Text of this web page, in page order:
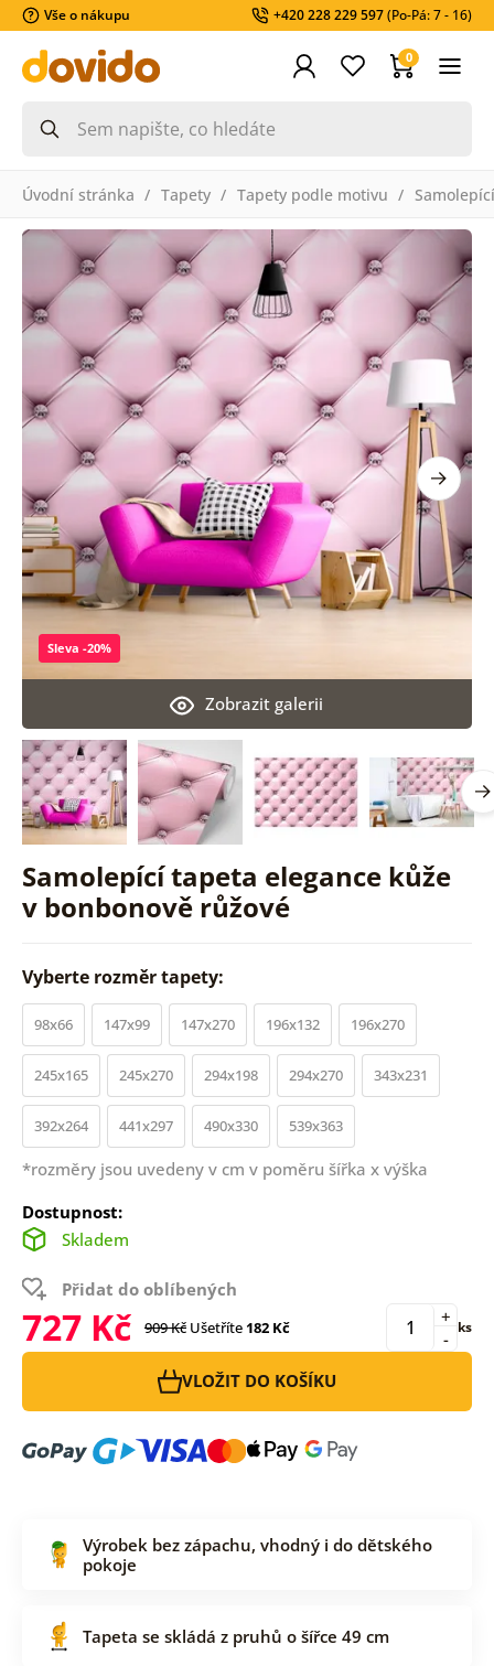
Vše o nákupu +420 228 229 597(Po-Pá: 7 - 16)
0
Úvodní stránka Tapety Tapety podle motivu
Samolepící tapeta elegance kůže
v bonbonově růžové
Zobrazit galerii
Sleva -20%
Vyberte rozměr tapety:
98x66 147x99 147x270 196x132 196x270
245x165 245x270 294x198 294x270 343x231
392x264 441x297 490x330 539x363
*rozměry jsou uvedeny v cm v poměru šířka x výška
Dostupnost:
Skladem
Přidat do oblíbených
727 Kč 909 Kč Ušetříte182 Kč -
+ ks
VLOŽIT DO KOŠÍKU
Výrobek bez zápachu, vhodný i do dětského
pokoje
Tapeta se skládá z pruhů o šířce 49 cm